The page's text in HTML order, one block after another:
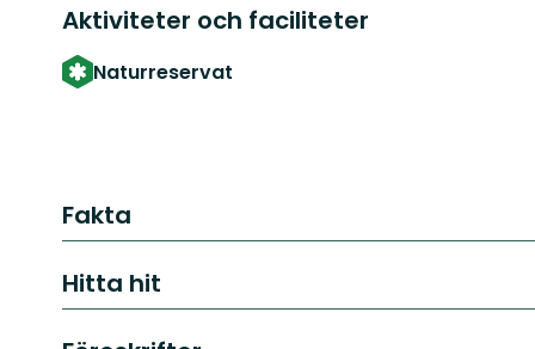
Aktiviteter och faciliteter
Naturreservat
Fakta
Hitta hit